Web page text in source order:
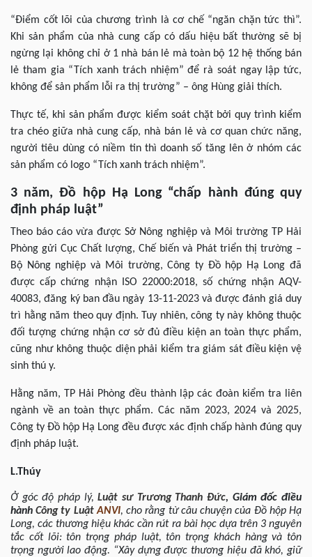
“Điểm cốt lõi của chương trình là cơ chế “ngăn chặn tức thì”.
Khi sản phẩm của nhà cung cấp có dấu hiệu bất thường sẽ bị
ngừng lại không chỉ ở 1 nhà bán lẻ mà toàn bộ 12 hệ thống bán
lẻ tham gia “Tích xanh trách nhiệm” để rà soát ngay lập tức,
không để sản phẩm lỗi ra thị trường” – ông Hùng giải thích.
Thực tế, khi sản phẩm được kiểm soát chặt bởi quy trình kiểm
tra chéo giữa nhà cung cấp, nhà bán lẻ và cơ quan chức năng,
người tiêu dùng có niềm tin thì doanh số tăng lên ở nhóm các
sản phẩm có logo “Tích xanh trách nhiệm”.
3 năm, Đồ hộp Hạ Long “chấp hành đúng quy
định pháp luật”
Theo báo cáo vừa được Sở Nông nghiệp và Môi trường TP Hải
Phòng gửi Cục Chất lượng, Chế biến và Phát triển thị trường –
Bộ Nông nghiệp và Môi trường, Công ty Đồ hộp Hạ Long đã
được cấp chứng nhận ISO 22000:2018, số chứng nhận AQV-
40083, đăng ký ban đầu ngày 13-11-2023 và được đánh giá duy
trì hằng năm theo quy định. Tuy nhiên, công ty này không thuộc
đối tượng chứng nhận cơ sở đủ điều kiện an toàn thực phẩm,
cũng như không thuộc diện phải kiểm tra giám sát điều kiện vệ
sinh thú y.
Hằng năm, TP Hải Phòng đều thành lập các đoàn kiểm tra liên
ngành về an toàn thực phẩm. Các năm 2023, 2024 và 2025,
Công ty Đồ hộp Hạ Long đều được xác định chấp hành đúng quy
định pháp luật.
L.Thúy
Ở góc độ pháp lý,Luật sư Trương Thanh Đức, Giám đốc điều
hànhCông ty Luật ANVI, cho rằng từ câu chuyện của Đồ hộp Hạ
Long, các thương hiệu khác cần rút ra bài học dựa trên 3 nguyên
tắc cốt lõi: tôn trọng pháp luật, tôn trọng khách hàng và tôn
trọng người lao động. “Xây dựng được thương hiệu đã khó, giữ